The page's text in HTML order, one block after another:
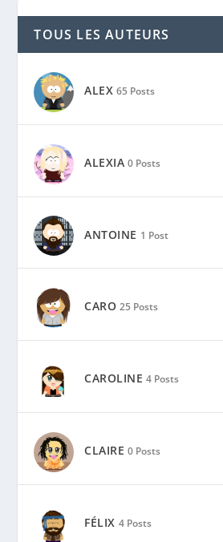
TOUS LES AUTEURS
ALEX 65 Posts
ALEXIA 0 Posts
ANTOINE 1 Post
CARO 25 Posts
CAROLINE 4 Posts
CLAIRE 0 Posts
FÉLIX 4 Posts